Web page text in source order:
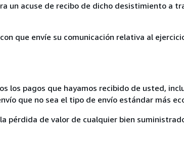
un acuse de recibo de dicho desistimiento a
que envíe su comunicación relativa al
los pagos que hayamos recibido de usted,
que no sea el tipo de envío estándar más
pérdida de valor de cualquier bien